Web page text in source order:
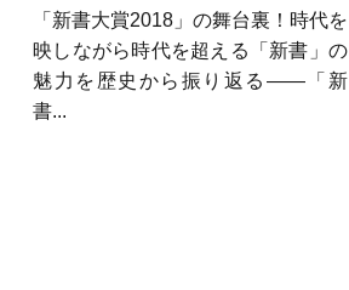
「新書大賞2018」の舞台裏！時代を
映しながら時代を超える「新書」の
魅力を歴史から振り返る――「新
書...